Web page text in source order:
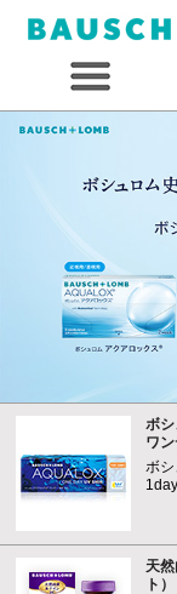
ボ
ワ
ボ
天
ト）